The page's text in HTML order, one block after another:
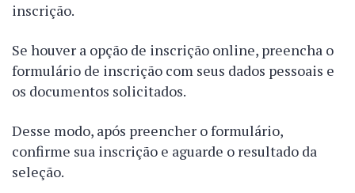
inscrição.
Se houver a opção de inscrição online, preencha o
formulário de inscrição com seus dados pessoais e
os documentos solicitados.
Desse modo, após preencher o formulário,
confirme sua inscrição e aguarde o resultado da
seleção.